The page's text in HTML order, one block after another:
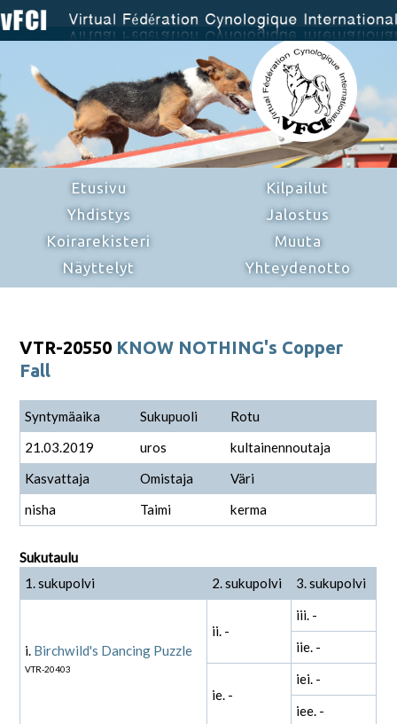
Etusivu
Yhdistys
Koirarekisteri
Näyttelyt
Kilpailut
Jalostus
Muuta
Yhteydenotto
VTR-20550 KNOW NOTHING's Copper
Fall
Syntymäaika Sukupuoli
Rotu
21.03.2019
uros
kultainennoutaja
Kasvattaja
Omistaja
Väri
nisha
Taimi kerma
Sukutaulu
1. sukupolvi
2. sukupolvi 3. sukupolvi
i. Birchwild's Dancing Puzzle
VTR-20403
ii. -
iii. -
iie. -
ie. -
iei. -
iee. -